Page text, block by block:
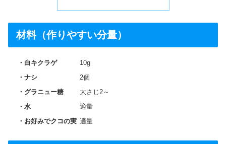
材料（作りやすい分量）
白キクラゲ
10g
ナシ
2個
グラニュー糖
大さじ2～
水
適量
お好みでクコの実 適量